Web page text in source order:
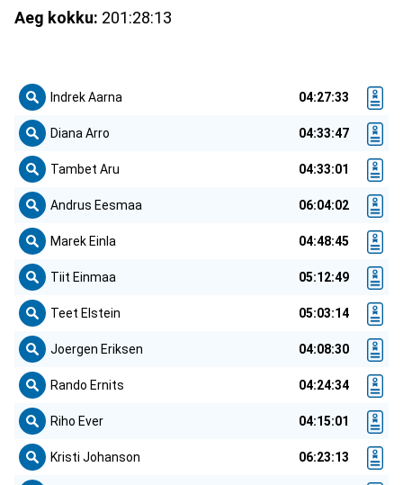
Aeg kokku: 201:28:13
Indrek Aarna 04:27:33
Diana Arro 04:33:47
Tambet Aru 04:33:01
Andrus Eesmaa 06:04:02
Marek Einla 04:48:45
Tiit Einmaa 05:12:49
Teet Elstein 05:03:14
Joergen Eriksen 04:08:30
Rando Ernits 04:24:34
Riho Ever 04:15:01
Kristi Johanson 06:23:13